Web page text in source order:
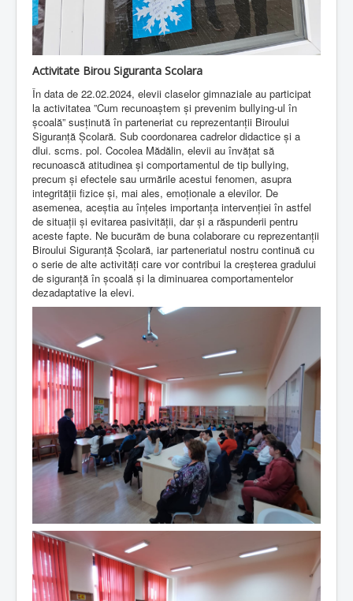
Activitate Birou Siguranta Scolara
În data de 22.02.2024, elevii claselor gimnaziale au participat
la activitatea ”Cum recunoaștem și prevenim bullying-ul în
școală” susținută în parteneriat cu reprezentanții Biroului
Siguranță Școlară. Sub coordonarea cadrelor didactice și a
dlui. scms. pol. Cocolea Mădălin, elevii au învățat să
recunoască atitudinea și comportamentul de tip bullying,
precum și efectele sau urmările acestui fenomen, asupra
integrității fizice și, mai ales, emoționale a elevilor. De
asemenea, aceștia au înțeles importanța intervenției în astfel
de situații și evitarea pasivității, dar și a răspunderii pentru
aceste fapte. Ne bucurăm de buna colaborare cu reprezentanții
Biroului Siguranță Școlară, iar parteneriatul nostru continuă cu
o serie de alte activități care vor contribui la creșterea gradului
de siguranță în școală și la diminuarea comportamentelor
dezadaptative la elevi.